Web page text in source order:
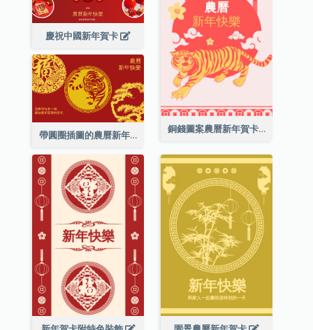
慶祝中國新年賀卡
銅錢圖案農曆新年賀卡
帶圓圈插圖的農曆新年快樂賀卡